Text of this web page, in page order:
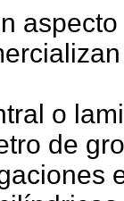
o
de